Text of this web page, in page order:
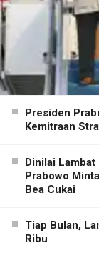
Presiden
Kemitraan
Dinilai
Prabowo
Bea Cukai
Tiap Bulan,
Ribu